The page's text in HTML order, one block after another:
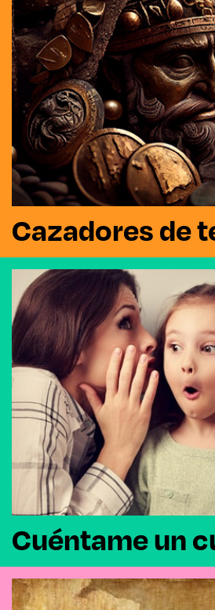
Cazadores de
Cuéntame un